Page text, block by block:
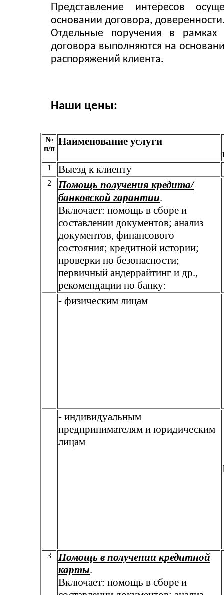
Представление интересов
основании договора,
Отдельные поручения в рамках
договора выполняются на
распоряжений клиента.
Наши цены:
№
п/п
Наименование услуги
1 Выезд к клиенту
2
Помощь получения кредита/
банковской гарантии.
Включает: помощь в сборе и
составлении документов; анализ
документов, финансового
состояния; кредитной истории;
проверки по безопасности;
первичный андеррайтинг и др.,
рекомендации по банку:
- физическим лицам
- индивидуальным
предпринимателям и юридическим
лицам
3
Помощь в получении кредитной
карты.
Включает: помощь в сборе и